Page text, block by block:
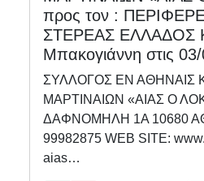
προς τον :
ΣΤΕΡΕΑΣ ΕΛΛΑΔΟΣ
Μπακογιάννη στις
ΣΥΛΛΟΓΟΣ ΕΝ ΑΘΗΝΑΙΣ
ΜΑΡΤΙΝΑΙΩΝ «ΑΙΑΣ Ο
ΔΑΦΝΟΜΗΛΗ 1Α 10680
99982875 WEB SITE:
aias…